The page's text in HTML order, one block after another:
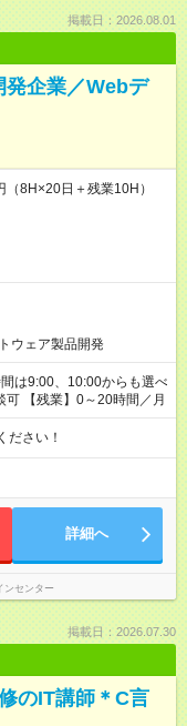
掲載日：2026.08.01
発企業／Webデ
8H×20日＋残業10H）
ウェア製品開発
は9:00、10:00からも選べ
【残業】0～20時間／月
さい！
詳細へ
ンセンター
掲載日：2026.07.30
のIT講師＊C言